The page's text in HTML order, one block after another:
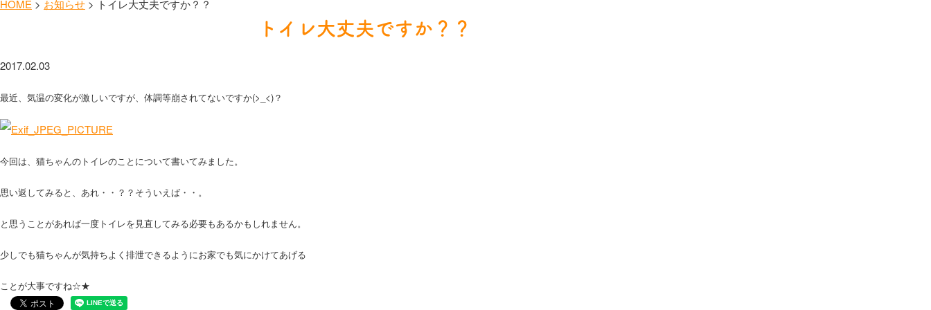
HOME > お知らせ > トイレ大丈夫ですか？？
トイレ大丈夫ですか？？
2017.02.03
最近、気温の変化が激しいですが、体調等崩されてないですか(>_<)？
今回は、猫ちゃんのトイレのことについて書いてみました。
思い返してみると、あれ・・？？そういえば・・。
と思うことがあれば一度トイレを見直してみる必要もあるかもしれません。
少しでも猫ちゃんが気持ちよく排泄できるようにお家でも気にかけてあげる
ことが大事ですね☆★